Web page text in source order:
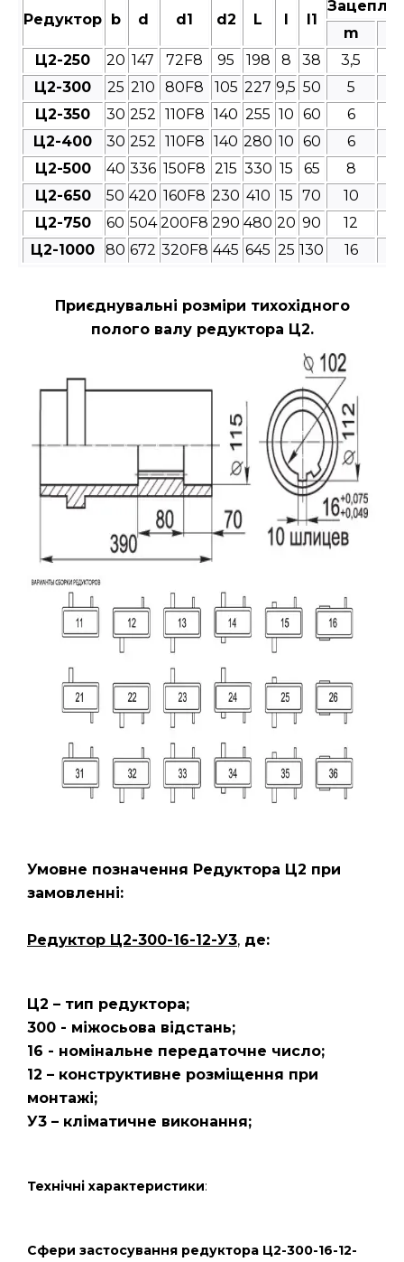
Редуктор b d d1 d2 L l1
m
Ц2-250
20 147 72F8 95 198 8 38 3,5
Ц2-300
25 210 80F8 105 227 9,5 50 5
Ц2-350
30 252 110F8 140 255 10 60 6
Ц2-400
30 252 110F8 140 280 10 60 6
Ц2-500
40 336 150F8 215 330 15 65 8
Ц2-650
50 420 160F8 230 410 15 70 10
Ц2-750
60 504 200F8 290 480 20 90 12
Ц2-1000
80 672 320F8 445 645 25 130 16
Приєднувальні розміри тихохідного
полого валу редуктора Ц2.
Умовне позначення Редуктора Ц2 при
замовленні:
Редуктор Ц2-300-16-12-У3, де:
Ц2 – тип редуктора;
300 - міжосьова відстань;
16 - номінальне передаточне число;
12 – конструктивне розміщення при
монтажі;
У3 – кліматичне виконання;
Технічні характеристики:
Сфери застосування редуктора Ц2-300-16-12-